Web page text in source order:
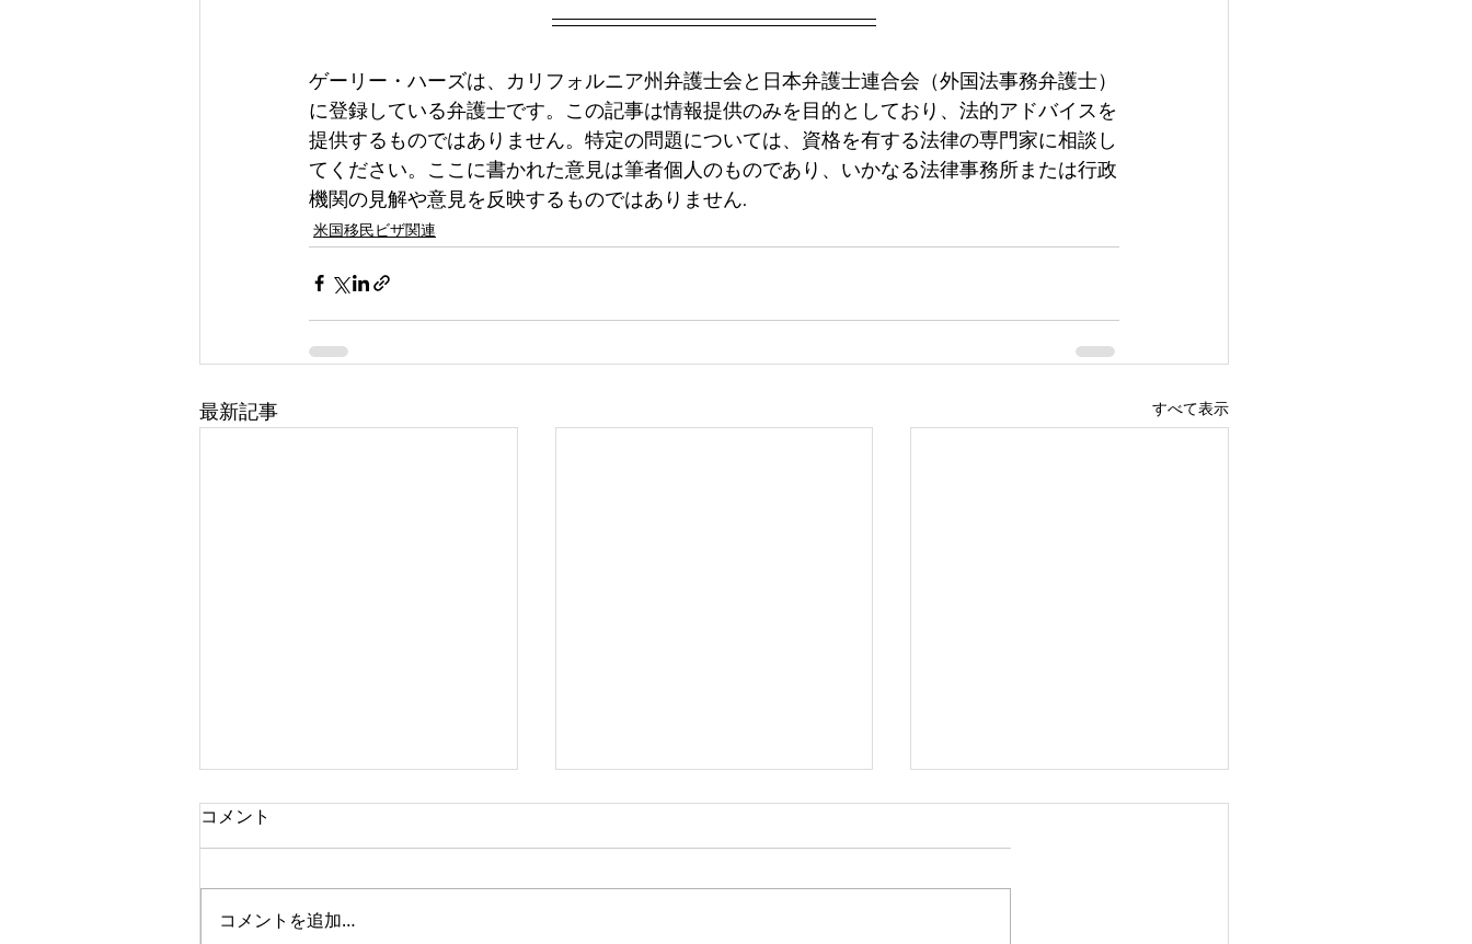
ゲーリー・ハーズは、カリフォルニア州弁護士会と日本弁護士連合会（外国法事務弁護士）
に登録している弁護士です。この記事は情報提供のみを目的としており、法的アドバイスを
提供するものではありません。特定の問題については、資格を有する法律の専門家に相談し
てください。ここに書かれた意見は筆者個人のものであり、いかなる法律事務所または行政
機関の見解や意見を反映するものではありません.
米国移民ビザ関連
最新記事 すべて表示
コメント
コメントを追加…